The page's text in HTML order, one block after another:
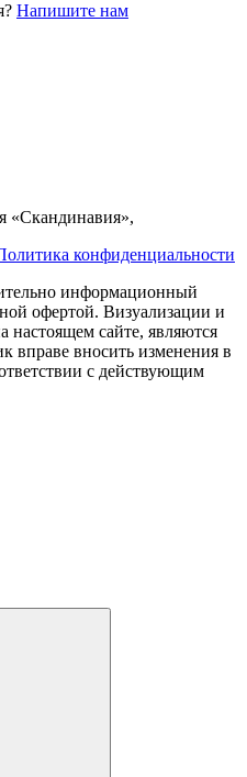
Напишите нам
«Скандинавия»,
конфиденциальности
информационный
офертой. Визуализации и
настоящем сайте, являются
вправе вносить изменения в
с действующим